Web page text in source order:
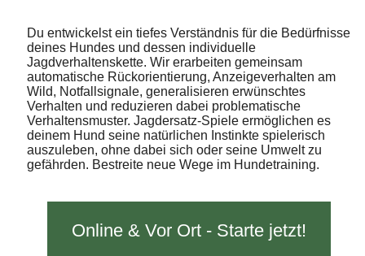
Du entwickelst ein tiefes Verständnis für die Bedürfnisse
deines Hundes und dessen individuelle
Jagdverhaltenskette. Wir erarbeiten gemeinsam
automatische Rückorientierung, Anzeigeverhalten am
Wild, Notfallsignale, generalisieren erwünschtes
Verhalten und reduzieren dabei problematische
Verhaltensmuster. Jagdersatz-Spiele ermöglichen es
deinem Hund seine natürlichen Instinkte spielerisch
auszuleben, ohne dabei sich oder seine Umwelt zu
gefährden. Bestreite neue Wege im Hundetraining.
Online & Vor Ort - Starte jetzt!